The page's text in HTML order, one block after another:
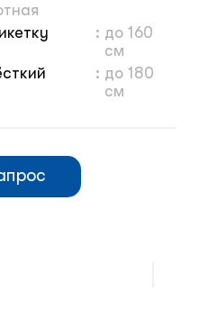
: до 160
см
: до 180
см